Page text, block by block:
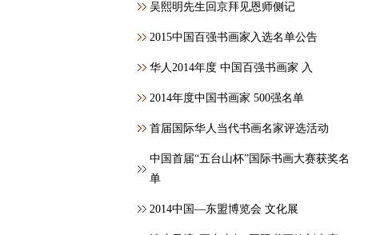
吴熙明先生回京拜见恩师侧记
2015中国百强书画家入选名单公告
华人2014年度 中国百强书画家 入
2014年度中国书画家 500强名单
首届国际华人当代书画名家评选活动
中国首届“五台山杯”国际书画大赛获奖名
单
2014中国—东盟博览会 文化展